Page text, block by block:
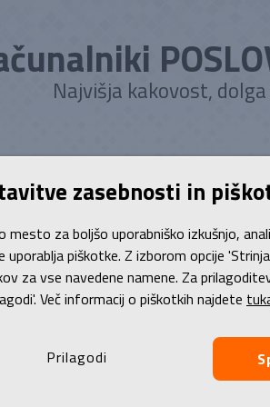
Najvišja kakovost,
Poslovni računalniki Stanje | izgled
Prenosni računalniki Prenosnik,
HP Zbook 16 G9
kvaliteta A++ |
cm (15.6'') ekran, Intel Core i7-12850HX
zasebnosti in
mesto za boljšo uporabniško izkušnjo,
uporablja piškotke. Z izborom opcije
za vse navedene namene. Za
Več informacij o piškotkih najdete
Prilagodi